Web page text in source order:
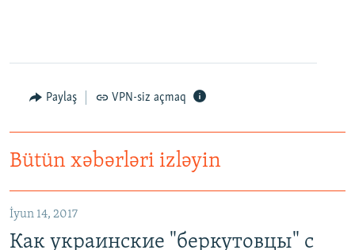
Paylaş VPN-siz açmaq
Bütün xəbərləri izləyin
İyun 14, 2017
Как украинские "беркутовцы" с